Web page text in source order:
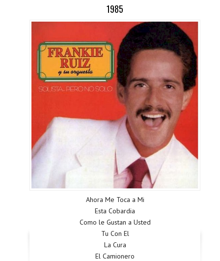
1985
Ahora Me Toca a Mi
Esta Cobardia
Como le Gustan a Usted
Tu Con El
La Cura
El Camionero